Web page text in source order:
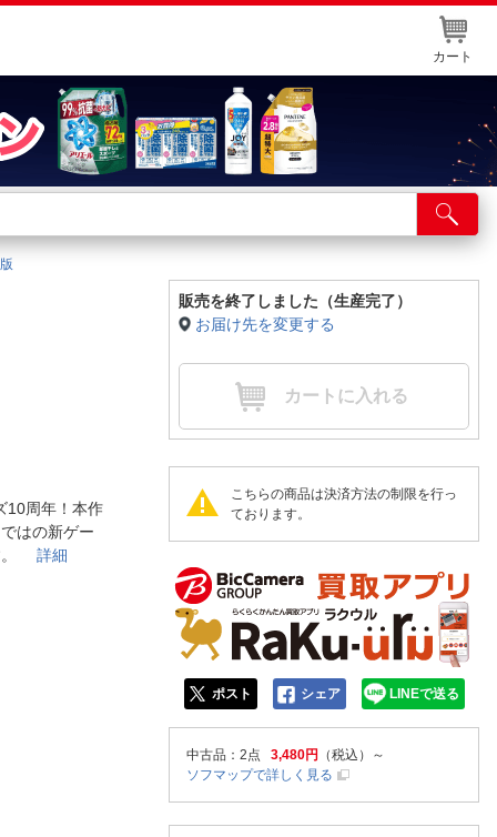
カート
舗サービス
ト取り置き
人窓口
報
10周年！本作
はの新ゲー
す。詳細
販売を終了しました（生産完了）
お届け先を変更する
カートに入れる
こちらの商品は決済方法の制限を行っ
ております。
ポスト シェア LINEで送る
中古品 ：2点 3,480円
（税込）～
ソフマップで詳しく見る